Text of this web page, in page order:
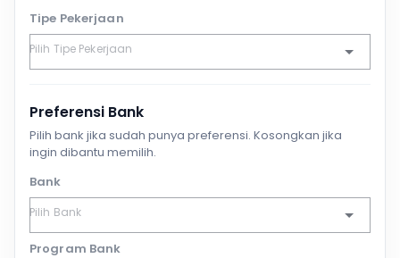
Tipe Pekerjaan
Preferensi Bank
Pilih bank jika sudah punya preferensi. Kosongkan jika
ingin dibantu memilih.
Bank
Program Bank